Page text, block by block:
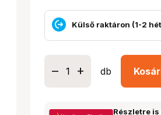
Külső raktáron (1-2
db
Részletre